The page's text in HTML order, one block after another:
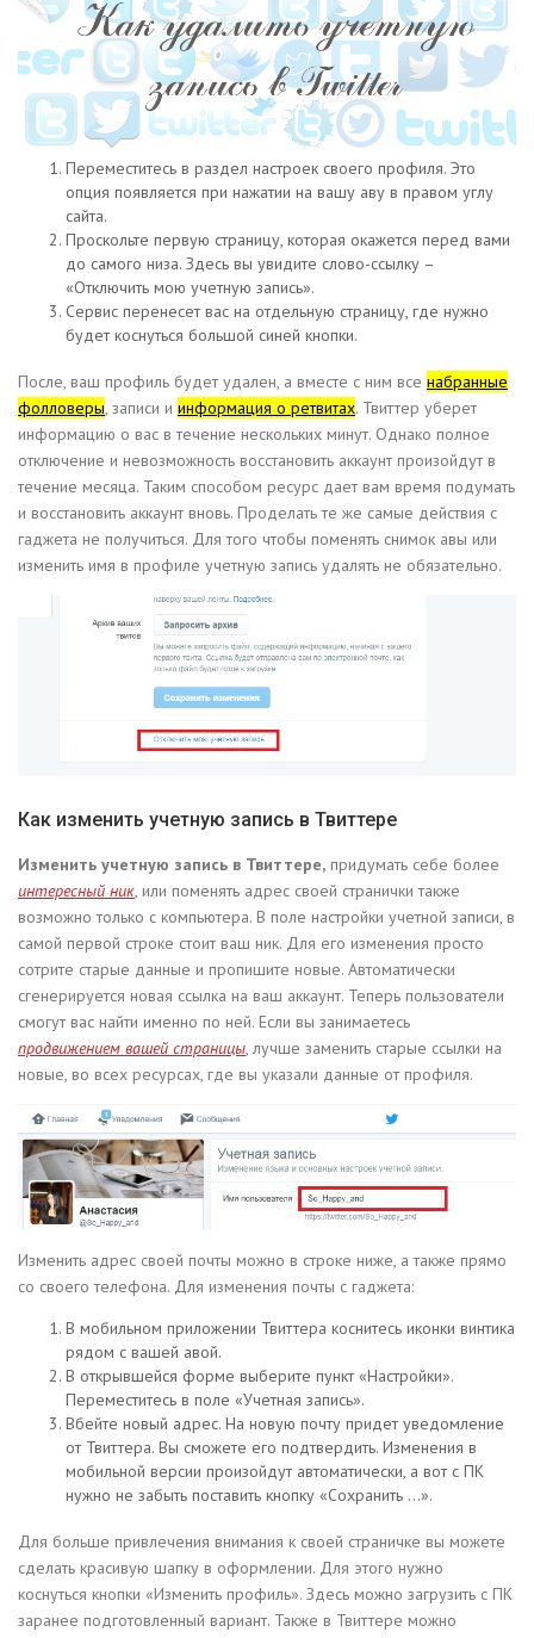
Переместитесь в раздел настроек своего профиля. Это
опция появляется при нажатии на вашу аву в правом углу
сайта.
Проскольте первую страницу, которая окажется перед вами
до самого низа. Здесь вы увидите слово-ссылку –
«Отключить мою учетную запись».
Сервис перенесет вас на отдельную страницу, где нужно
будет коснуться большой синей кнопки.
После, ваш профиль будет удален, а вместе с ним все набранные
фолловеры, записи и информация о ретвитах. Твиттер уберет
информацию о вас в течение нескольких минут. Однако полное
отключение и невозможность восстановить аккаунт произойдут в
течение месяца. Таким способом ресурс дает вам время подумать
и восстановить аккаунт вновь. Проделать те же самые действия с
гаджета не получиться. Для того чтобы поменять снимок авы или
изменить имя в профиле учетную запись удалять не обязательно.
Как изменить учетную запись в Твиттере
Изменить учетную запись в Твиттере, придумать себе более
интересный ник, или поменять адрес своей странички также
возможно только с компьютера. В поле настройки учетной записи, в
самой первой строке стоит ваш ник. Для его изменения просто
сотрите старые данные и пропишите новые. Автоматически
сгенерируется новая ссылка на ваш аккаунт. Теперь пользователи
смогут вас найти именно по ней. Если вы занимаетесь
продвижением вашей страницы, лучше заменить старые ссылки на
новые, во всех ресурсах, где вы указали данные от профиля.
Изменить адрес своей почты можно в строке ниже, а также прямо
со своего телефона. Для изменения почты с гаджета:
В мобильном приложении Твиттера коснитесь иконки винтика
рядом с вашей авой.
В открывшейся форме выберите пункт «Настройки».
Переместитесь в поле «Учетная запись».
Вбейте новый адрес. На новую почту придет уведомление
от Твиттера. Вы сможете его подтвердить. Изменения в
мобильной версии произойдут автоматически, а вот с ПК
нужно не забыть поставить кнопку «Сохранить …».
Для больше привлечения внимания к своей страничке вы можете
сделать красивую шапку в оформлении. Для этого нужно
коснуться кнопки «Изменить профиль». Здесь можно загрузить с ПК
заранее подготовленный вариант. Также в Твиттере можно